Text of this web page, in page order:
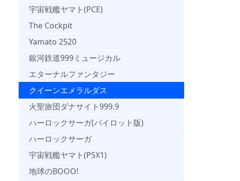
宇宙戦艦ヤマト(PCE)
The Cockpit
Yamato 2520
銀河鉄道999ミュージカル
エターナルファンタジー
クイーンエメラルダス
火聖旅団ダナサイト999.9
ハーロックサーガ(パイロット版)
ハーロックサーガ
宇宙戦艦ヤマト(PSX1)
地球のBOOO!